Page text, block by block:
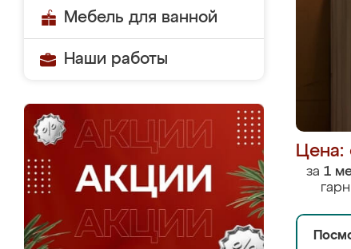
Мебель для ванной
Наши работы
Цена:
за 1